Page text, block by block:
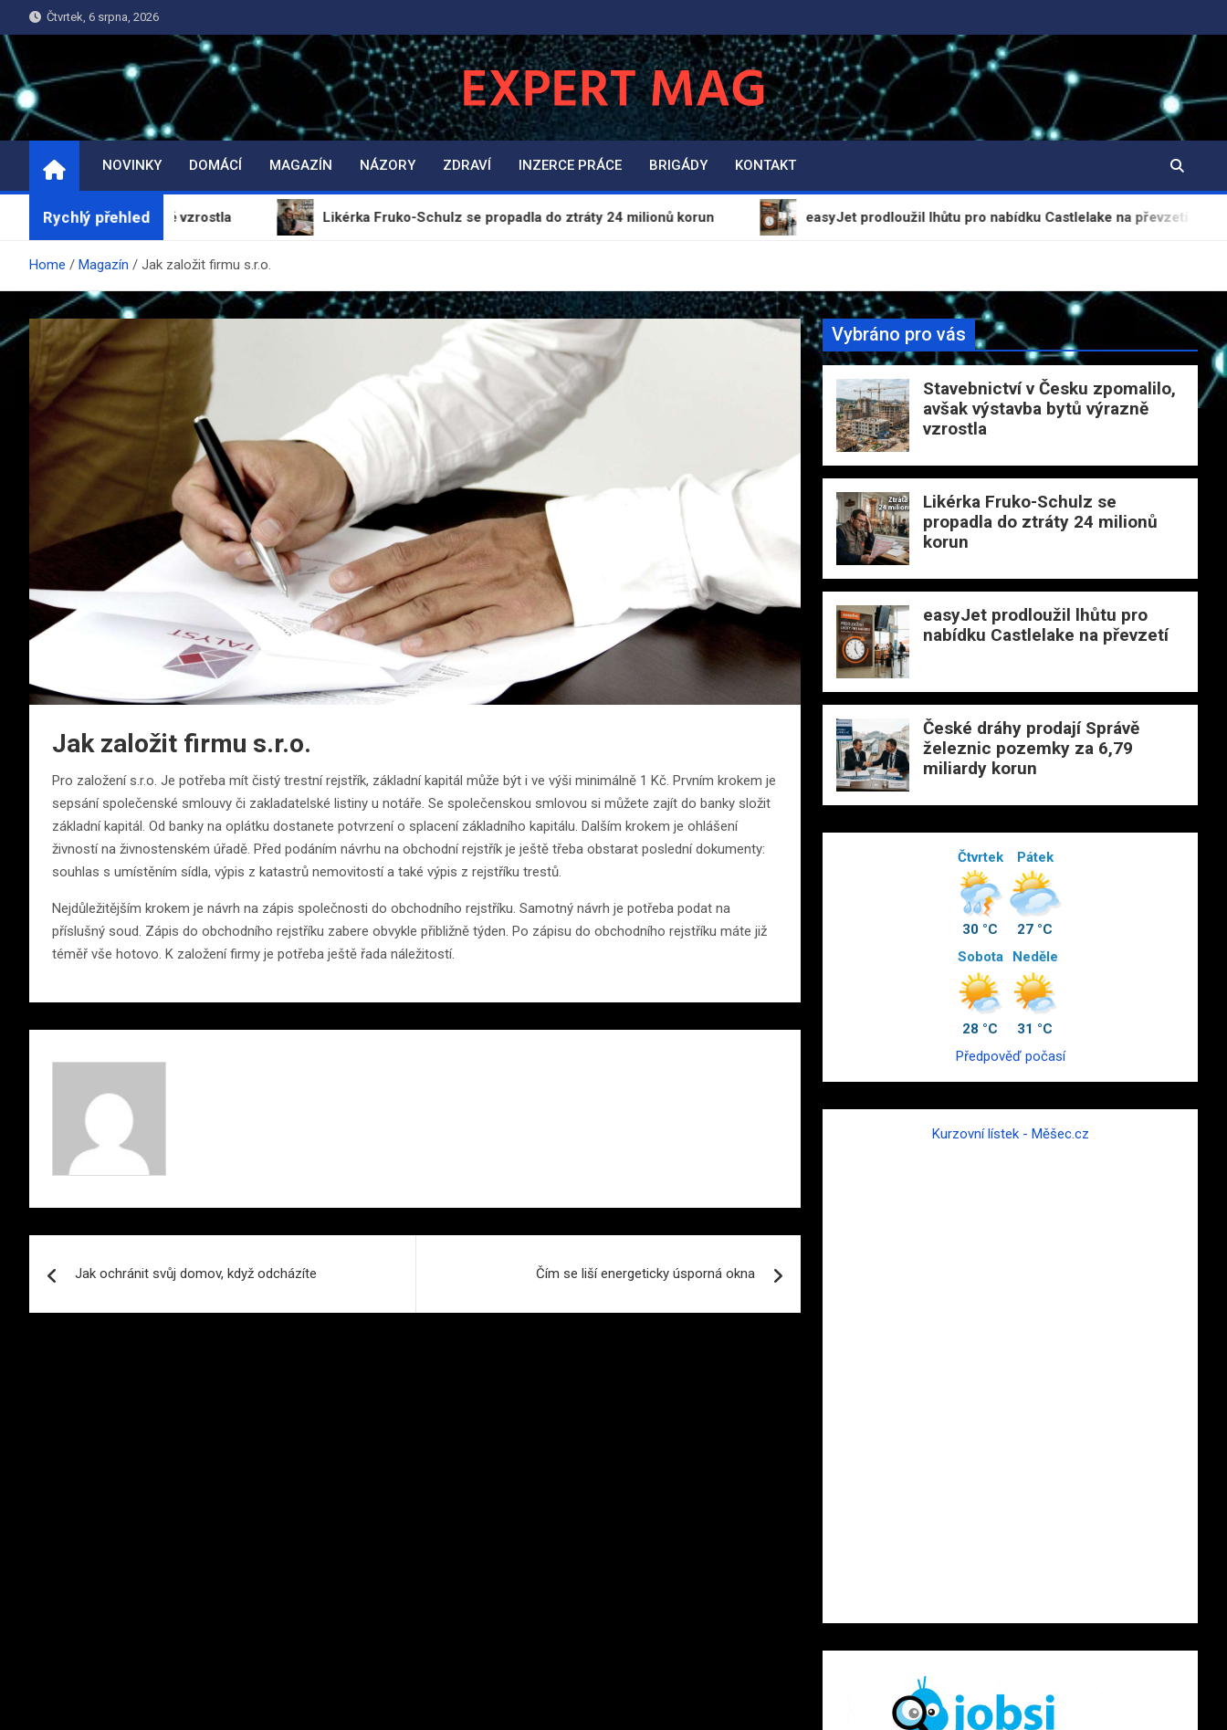
to
content
Čtvrtek, 6 srpna, 2026
ExpertMag.cz
Magazín informací a zpravodajství
NOVINKY DOMÁCÍ MAGAZÍN NÁZORY ZDRAVÍ INZERCE PRÁCE BRIGÁDY KONTAKT
Rychlý přehled
bytů výrazně vzrostla Likérka Fruko-Schulz se propadla do ztráty 24 milionů korun easyJet prodloužil lhůtu pro nabídku Castlelake na převzetí
Home Magazín Jak založit firmu s.r.o.
Jak založit firmu s.r.o.
Pro založení s.r.o. Je potřeba mít čistý trestní rejstřík, základní kapitál může být i ve výši minimálně 1 Kč. Prvním krokem je
sepsání společenské smlouvy či zakladatelské listiny u notáře. Se společenskou smlovou si můžete zajít do banky složit
základní kapitál. Od banky na oplátku dostanete potvrzení o splacení základního kapitálu. Dalším krokem je ohlášení
živností na živnostenském úřadě. Před podáním návrhu na obchodní rejstřík je ještě třeba obstarat poslední dokumenty:
souhlas s umístěním sídla, výpis z katastrů nemovitostí a také výpis z rejstříku trestů.
Nejdůležitějším krokem je návrh na zápis společnosti do obchodního rejstříku. Samotný návrh je potřeba podat na
příslušný soud. Zápis do obchodního rejstříku zabere obvykle přibližně týden. Po zápisu do obchodního rejstříku máte již
téměř vše hotovo. K založení firmy je potřeba ještě řada náležitostí.
pro
Jak ochránit svůj domov, když odcházíte Čím se liší energeticky úsporná okna
Vybráno pro vás
Stavebnictví v Česku zpomalilo,
avšak výstavba bytů výrazně
vzrostla
Likérka Fruko-Schulz se
propadla do ztráty 24 milionů
korun
easyJet prodloužil lhůtu pro
nabídku Castlelake na převzetí
České dráhy prodají Správě
železnic pozemky za 6,79
miliardy korun
Čtvrtek
30 °C
Pátek
27 °C
Sobota
28 °C
Neděle
31 °C
Předpověď počasí
Kurzovní lístek - Měšec.cz